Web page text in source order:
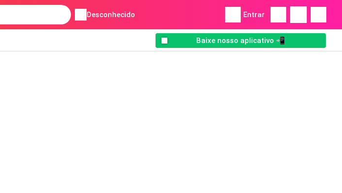
Desconhecido Entrar
Baixe nosso aplicativo 📲